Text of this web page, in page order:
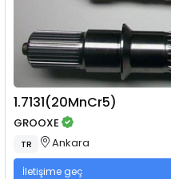
1.7131(20MnCr5)
GROOXE
TR Ankara
İletişime geç